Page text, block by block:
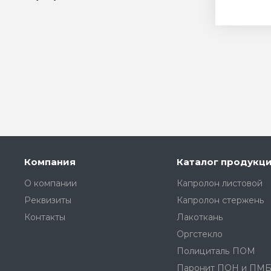
Компания
О компании
Реквизиты
Контакты
Каталог
Капролон листовой
Капролон стержень
Лакоткань
Оргстекло
Полициталь ПОМ
Паронит ПОН и ПМБ